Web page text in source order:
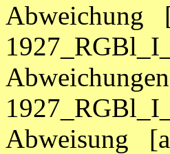
Abweichung
Abweisung